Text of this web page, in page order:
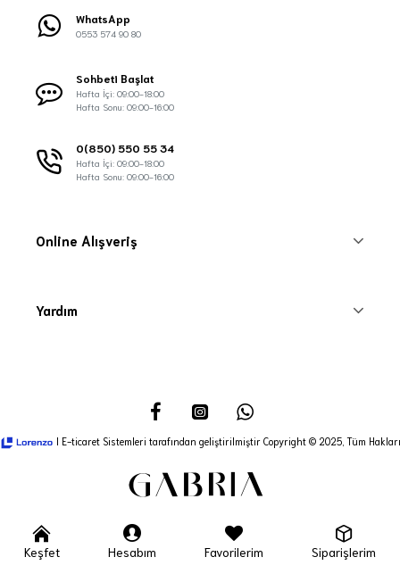
WhatsApp
0553 574 90 80
Sohbeti Başlat
Hafta İçi: 09:00-18:00
Hafta Sonu: 09:00-16:00
0(850) 550 55 34
Hafta İçi: 09:00-18:00
Hafta Sonu: 09:00-16:00
Online Alışveriş
Yardım
I E-ticaret Sistemleri tarafından geliştirilmiştir Copyright © 2025, Tüm Hakları
Keşfet Hesabım Favorilerim Siparişlerim